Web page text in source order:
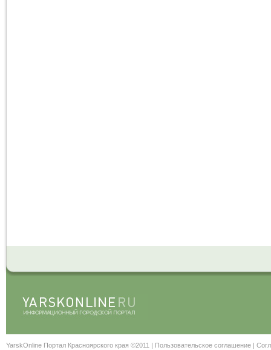
YarskOnline Портал Красноярского края ©2011 | Пользовательское соглашение |